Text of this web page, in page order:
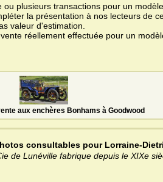
plusieurs transactions pour un modèle
la présentation à nos lecteurs de
valeur d'estimation.
réellement effectuée pour un
aux enchères Bonhams à Goodwood
consultables pour Lorraine-
de Lunéville fabrique depuis le XIXe